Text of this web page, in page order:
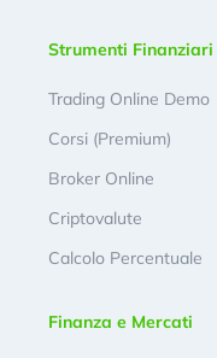
Strumenti Finanziari
Trading Online Demo
Corsi (Premium)
Broker Online
Criptovalute
Calcolo Percentuale
Finanza e Mercati